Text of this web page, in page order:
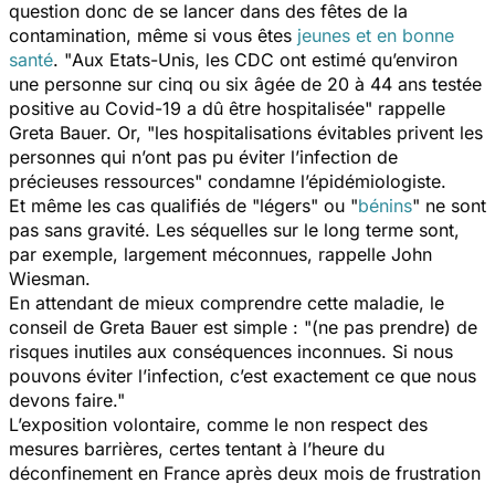
question donc de se lancer dans des fêtes de la
contamination, même si vous êtes jeunes et en bonne
santé. "Aux Etats-Unis, les CDC ont estimé qu’environ
une personne sur cinq ou six âgée de 20 à 44 ans testée
positive au Covid-19 a dû être hospitalisée" rappelle
Greta Bauer. Or, "les hospitalisations évitables privent les
personnes qui n’ont pas pu éviter l’infection de
précieuses ressources" condamne l’épidémiologiste.
Et même les cas qualifiés de "légers" ou "bénins" ne sont
pas sans gravité. Les séquelles sur le long terme sont,
par exemple, largement méconnues, rappelle John
Wiesman.
En attendant de mieux comprendre cette maladie, le
conseil de Greta Bauer est simple : "(ne pas prendre) de
risques inutiles aux conséquences inconnues. Si nous
pouvons éviter l’infection, c’est exactement ce que nous
devons faire."
L’exposition volontaire, comme le non respect des
mesures barrières, certes tentant à l’heure du
déconfinement en France après deux mois de frustration